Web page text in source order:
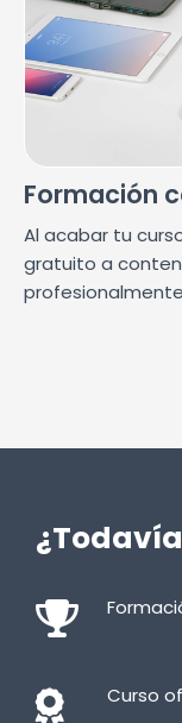
Formación
Al acabar tu
gratuito a
Curso